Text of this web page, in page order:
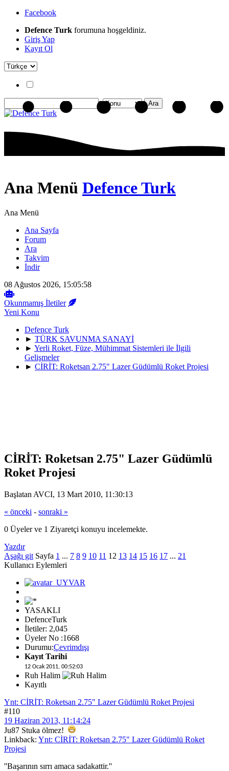
Facebook
Defence Turk forumuna hoşgeldiniz.
Giriş Yap
Kayıt Ol
Ana Menü Defence Turk
Ana Menü
Ana Sayfa
Forum
Ara
Takvim
İndir
08 Ağustos 2026, 15:05:58
Okunmamış İletiler
Yeni Konu
Defence Turk
► TÜRK SAVUNMA SANAYİ
► Yerli Roket, Füze, Mühimmat Sistemleri ile İlgili
Gelişmeler
► CİRİT: Roketsan 2.75" Lazer Güdümlü Roket Projesi
CİRİT: Roketsan 2.75" Lazer Güdümlü
Roket Projesi
Başlatan AVCI, 13 Mart 2010, 11:30:13
« önceki - sonraki »
0 Üyeler ve 1 Ziyaretçi konuyu incelemekte.
Yazdır
Aşağı git Sayfa 1 ... 7 8 9 10 11 12 13 14 15 16 17 ... 21
Kullanıcı Eylemleri
YASAKLI
DefenceTurk
İletiler: 2,045
Üyeler No :1668
Durumu:Çevrimdışı
Kayıt Tarihi
12 Ocak 2011, 00:52:03
Ruh Halim
Kayıtlı
Ynt: CİRİT: Roketsan 2.75" Lazer Güdümlü Roket Projesi
#110
19 Haziran 2013, 11:14:24
Ju87 Stuka ölmez!
Linkback: Ynt: CİRİT: Roketsan 2.75" Lazer Güdümlü Roket
Projesi
''Başarının sırrı amaca sadakattir.''